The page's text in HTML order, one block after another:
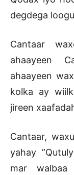
degdega
Cantaar
ahaayeen
ahaayeen
kolka ay
jireen
Cantaar,
yahay
mar